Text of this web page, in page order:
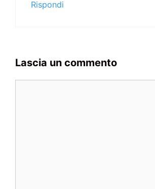
Rispondi
Lascia un commento